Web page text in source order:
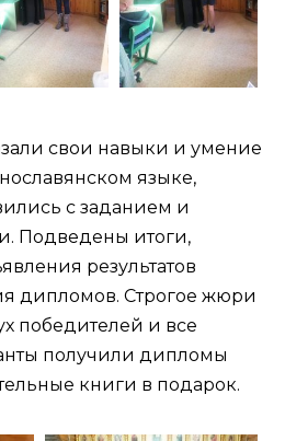
свои навыки и умение
языке,
с заданием и
Подведены итоги,
результатов
дипломов. Строгое жюри
победителей и все
получили дипломы
книги в подарок.